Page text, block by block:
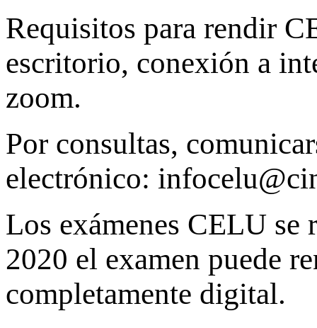
Requisitos para rendir
escritorio, conexión a
zoom.
Por consultas,
electrónico:
Los exámenes CELU se
2020 el examen puede
completamente digital.